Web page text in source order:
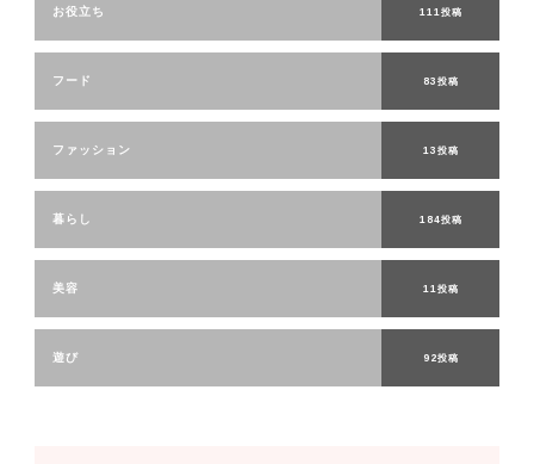
お役立ち 111投稿
フード 83投稿
ファッション 13投稿
暮らし 184投稿
美容 11投稿
遊び 92投稿